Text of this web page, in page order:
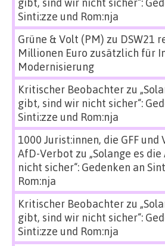
Sinti:zze und Rom:nja
Grüne & Volt (PM) zu DSW21
Millionen Euro zusätzlich für
Modernisierung
Kritischer Beobachterzu
gibt, sind wir nicht sicher“:
Sinti:zze und Rom:nja
1000 Jurist:innen, die GFF und
AfD-Verbot zu „Solange es
nicht sicher“: Gedenken an
Rom:nja
Kritischer Beobachterzu
gibt, sind wir nicht sicher“:
Sinti:zze und Rom:nja